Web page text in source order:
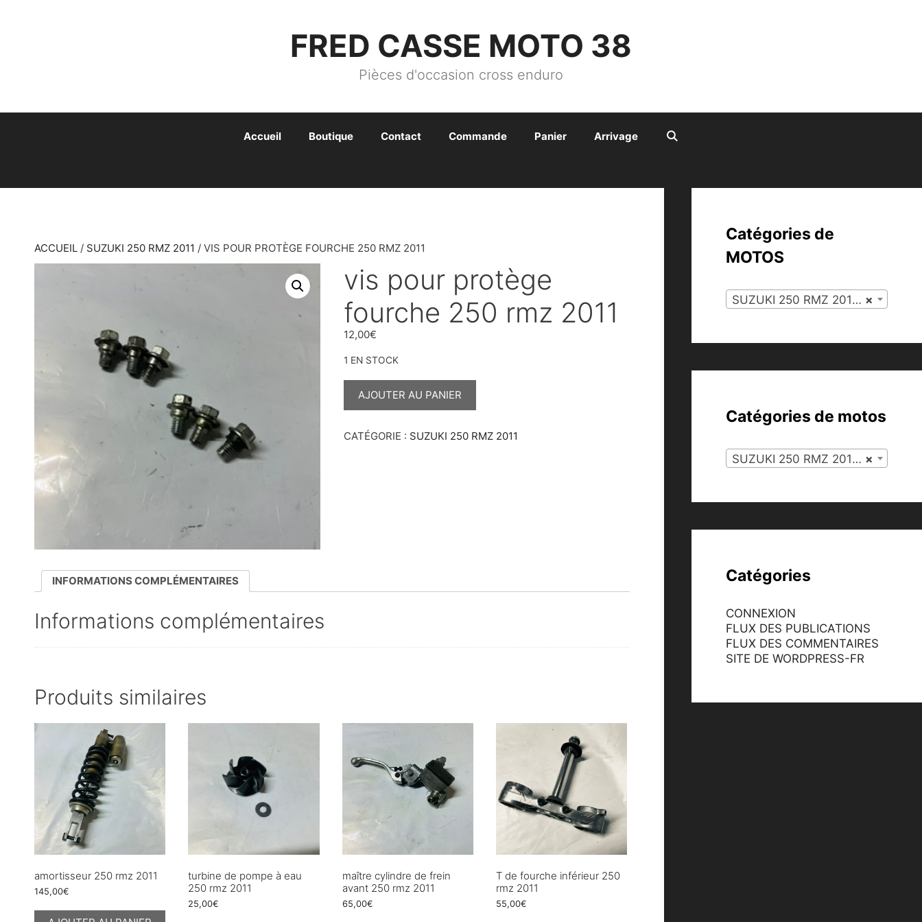
FRED CASSE MOTO 38
Pièces d'occasion cross enduro
Accueil Boutique Contact Commande Panier Arrivage
ACCUEIL / SUZUKI 250 RMZ 2011 / VIS POUR PROTÈGE FOURCHE 250 RMZ 2011
vis pour protège
fourche 250 rmz 2011
12,00€
1 EN STOCK
QUANTITÉ
FOURCHE
AJOUTER AU PANIER
CATÉGORIE : SUZUKI 250 RMZ 2011
INFORMATIONS COMPLÉMENTAIRES
Informations complémentaires
Produits similaires
amortisseur 250 rmz 2011
145,00€
turbine de pompe à eau
250 rmz 2011
25,00€
maître cylindre de frein
avant 250 rmz 2011
65,00€
T de fourche inférieur 250
rmz 2011
55,00€
Catégories de
MOTOS
×
SUZUKI 250 RMZ 2011 (134)
Catégories de motos
×
SUZUKI 250 RMZ 2011 (134)
Catégories
CONNEXION
FLUX DES PUBLICATIONS
FLUX DES COMMENTAIRES
SITE DE WORDPRESS-FR